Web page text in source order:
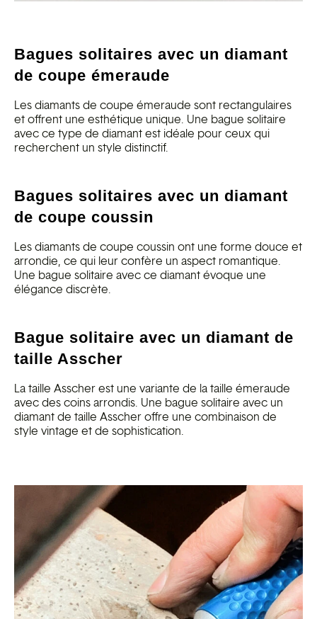
Bagues solitaires avec un diamant
de coupe émeraude
Les diamants de coupe émeraude sont rectangulaires
et offrent une esthétique unique. Une bague solitaire
avec ce type de diamant est idéale pour ceux qui
recherchent un style distinctif.
Bagues solitaires avec un diamant
de coupe coussin
Les diamants de coupe coussin ont une forme douce et
arrondie, ce qui leur confère un aspect romantique.
Une bague solitaire avec ce diamant évoque une
élégance discrète.
Bague solitaire avec un diamant de
taille Asscher
La taille Asscher est une variante de la taille émeraude
avec des coins arrondis. Une bague solitaire avec un
diamant de taille Asscher offre une combinaison de
style vintage et de sophistication.